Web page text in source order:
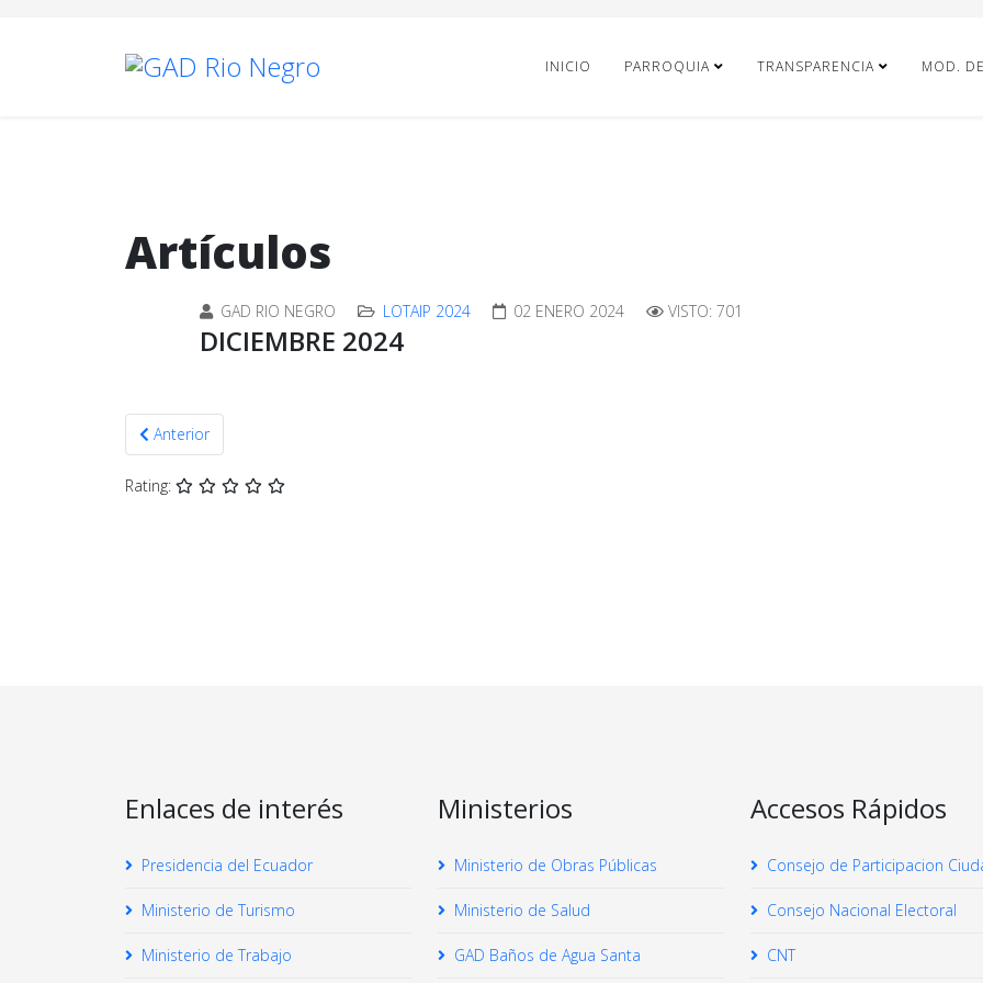
INICIO PARROQUIA TRANSPARENCIA MOD.
Artículos
GAD RIO NEGRO LOTAIP 2024 02 ENERO 2024 VISTO: 701
DICIEMBRE 2024
Artículo anterior: NOVIEMBRE 2024
Anterior
Rating:
Enlaces de interés
Presidencia del Ecuador
Ministerio de Turismo
Ministerio de Trabajo
Ministerios
Ministerio de Obras Públicas
Ministerio de Salud
GAD Baños de Agua Santa
Accesos Rápidos
Consejo de Participacion
Consejo Nacional Electoral
CNT